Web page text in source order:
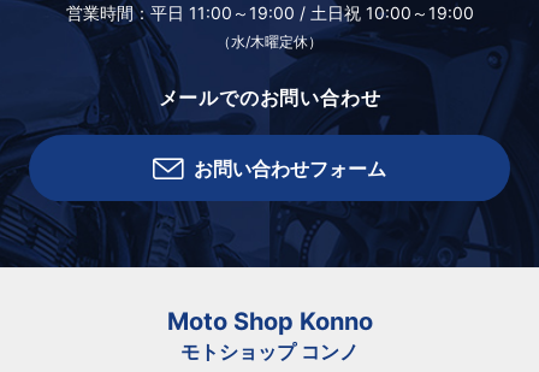
営業時間：平日 11:00～19:00 / 土日祝 10:00～19:00
（水/木曜定休）
メールでのお問い合わせ
お問い合わせフォーム
Moto Shop Konno
モトショップ コンノ